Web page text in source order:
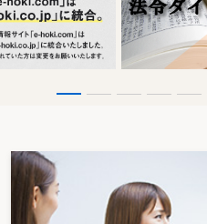
真HDの鎌田博史社長が辞任している。